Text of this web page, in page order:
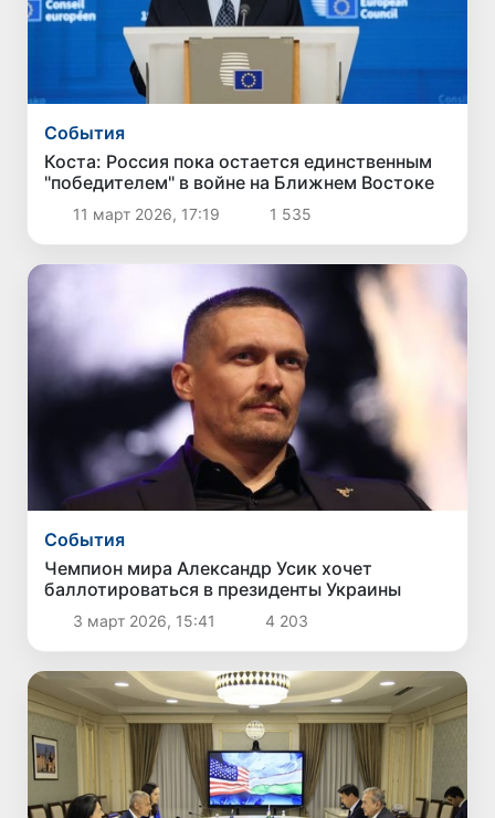
Cобытия
Коста: Россия пока остается единственным
"победителем" в войне на Ближнем Востоке
11 март 2026, 17:19 1 535
Cобытия
Чемпион мира Александр Усик хочет
баллотироваться в президенты Украины
3 март 2026, 15:41 4 203